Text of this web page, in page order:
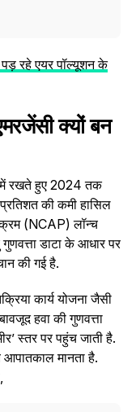
रहे एयर पॉल्यूशन के
क्यों बन
में रखते हुए 2024 तक
की कमी हासिल
(NCAP) लॉन्च
डाटा के आधार पर
की गई है.
कार्य योजना जैसी
हवा की गुणवत्ता
स्तर पर पहुंच जाती है.
आपातकाल मानता है.